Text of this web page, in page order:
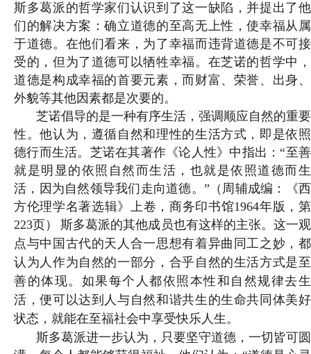
斯多葛派的哲学家们认识到了这一缺陷，并提出了他
们的解决方案：确立道德的至高无上性，使幸福从属
于道德。在他们看来，为了幸福而违背道德是不可接
受的，但为了道德可以牺牲幸福。在芝诺的哲学中，
道德是构成幸福的首要元素，而财富、荣誉、出身、
外貌等其他因素都是次要的。
芝诺倡导的是一种有序生活，强调顺应自然的重要
性。他认为，遵循自然和理性的生活方式，即是依照
德行而生活。芝诺在其著作《论人性》中指出：“至善
就是明显的依照自然而生活，也就是依照道德而生
活，因为自然领导我们走向道德。”（ 周辅成编：《西
方伦理学名著选辑》上卷，商务印书馆1964年版，第
223页 ）
斯多葛派的其他成员也有这样的主张。这一观
点与中国古代的天人合一思想有着异曲同工之妙，都
认为人作为自然的一部分，合乎自然的生活方式是至
善的体现。如果每个人都依照本性和自然规律去生
活，便可以达到人与自然和谐共生的生命共同体美好
状态，就能在至福社会中享受快乐人生。
斯多葛派进一步认为，只要坚守道德，一切皆可圆